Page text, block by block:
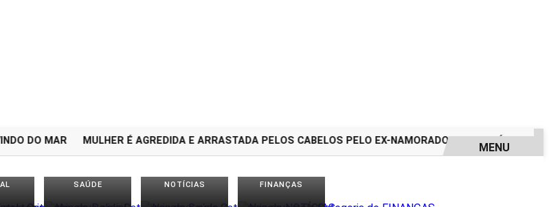
DO MAR MULHER É AGREDIDA E ARRASTADA PELOS CABELOS PELO EX-NAMORADO; VEJA O VÍDEO
MENU
SAÚDE NOTÍCIAS FINANÇAS